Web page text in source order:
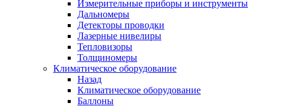
Измерительные приборы и инструменты
Дальномеры
Детекторы проводки
Лазерные нивелиры
Тепловизоры
Толщиномеры
Климатическое оборудование
Назад
Климатическое оборудование
Баллоны